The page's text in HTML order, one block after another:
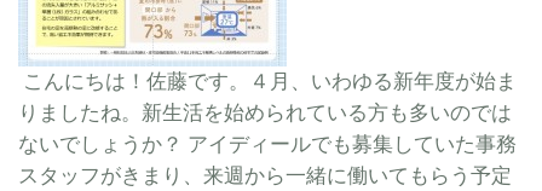
こんにちは！佐藤です。４月、いわゆる新年度が始ま
りましたね。新生活を始められている方も多いのでは
ないでしょうか？ アイディールでも募集していた事務
スタッフがきまり、来週から一緒に働いてもらう予定